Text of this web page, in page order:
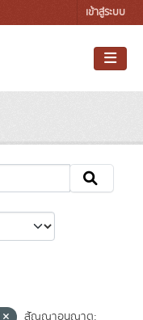
เข้าสู่ระบบ
สัญญาอนุญาต: